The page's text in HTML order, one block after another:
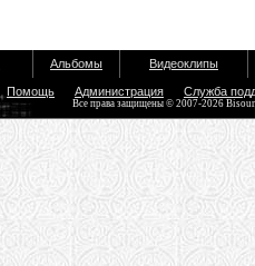
Альбомы Видеоклипы
Помощь Администрация Служба
Все права защищены © 2007-2026